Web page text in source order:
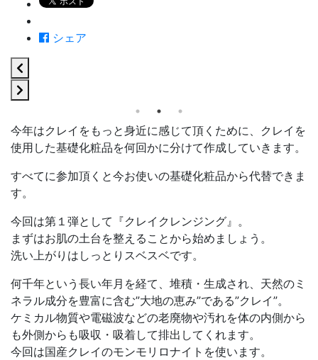
シェア
今年はクレイをもっと身近に感じて頂くために、クレイを
使用した基礎化粧品を何回かに分けて作成していきます。
すべてに参加頂くと今お使いの基礎化粧品から代替できま
す。
今回は第１弾として『クレイクレンジング』。
まずはお肌の土台を整えることから始めましょう。
洗い上がりはしっとりスベスベです。
何千年という長い年月を経て、堆積・生成され、天然のミ
ネラル成分を豊富に含む”大地の恵み”である”クレイ”。
ケミカル物質や電磁波などの老廃物や汚れを体の内側から
も外側からも吸収・吸着して排出してくれます。
今回は国産クレイのモンモリロナイトを使います。